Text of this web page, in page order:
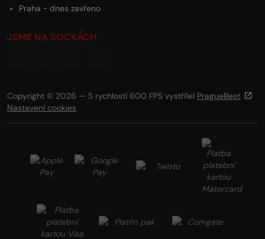
Praha - dnes zavřeno
JSME NA SOCKÁCH
Copyright © 2026 — S rychlostí 600 FPS vystřílel PragueBest
Nastavení cookies